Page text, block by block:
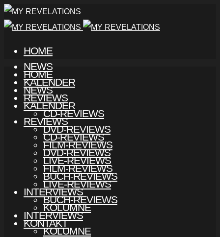
HOME
NEWS
KALENDER
REVIEWS
CD-REVIEWS
DVD-REVIEWS
FILM-REVIEWS
LIVE-REVIEWS
BUCH-REVIEWS
INTERVIEWS
KOLUMNE
KONTAKT
HOME
NEWS
KALENDER
REVIEWS
CD-REVIEWS
DVD-REVIEWS
FILM-REVIEWS
LIVE-REVIEWS
BUCH-REVIEWS
INTERVIEWS
KOLUMNE